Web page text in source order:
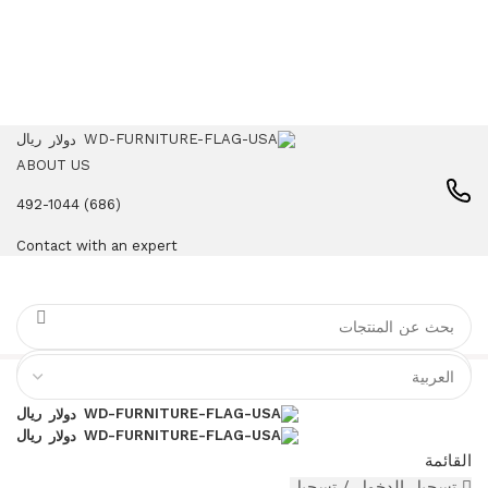
دولار
ريال
ABOUT US
(686) 492-1044
Contact with an expert
دولار ريال
القائمة
دولار ريال